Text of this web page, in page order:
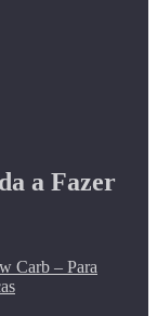
a Fazer